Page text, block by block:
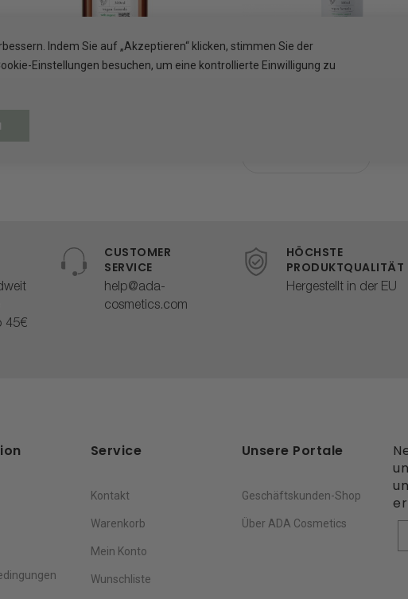
Naturals REMEDIES - Shampoo
Naturals Remedies 500ml
45€
CUSTOMER
SERVICE
help@ada-
cosmetics.com
HÖCHSTE
PRODUKTQUALITÄT
Hergestellt in der EU
Service
Kontakt
Warenkorb
Mein Konto
Wunschliste
Unsere Portale
Geschäftskunden-Shop
Über ADA Cosmetics
Indem Sie auf „Akzeptieren“ klicken, stimmen Sie der
Einstellungen besuchen, um eine kontrollierte Einwilligung zu